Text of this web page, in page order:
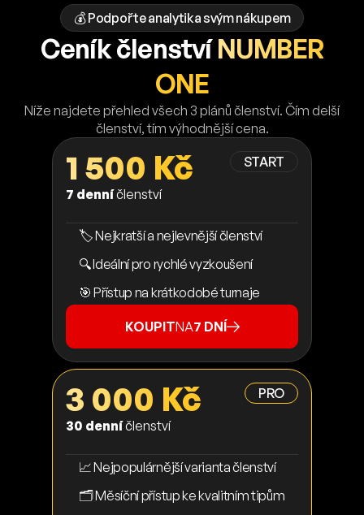
💰 Podpořte analytika svým nákupem
Ceník členstvíNUMBER
ONE
Níže najdete přehled všech 3 plánů členství. Čím delší
členství, tím výhodnější cena.
START
1 500 Kč
7 denníčlenství
🏷️ Nejkratší a nejlevnější členství
🔍 Ideální pro rychlé vyzkoušení
🎯 Přístup na krátkodobé turnaje
KOUPITNA7 DNÍ
PRO
3 000 Kč
30 denníčlenství
📈 Nejpopulárnější varianta členství
🗂️ Měsíční přístup ke kvalitním tipům